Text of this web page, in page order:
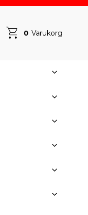
0 Varukorg